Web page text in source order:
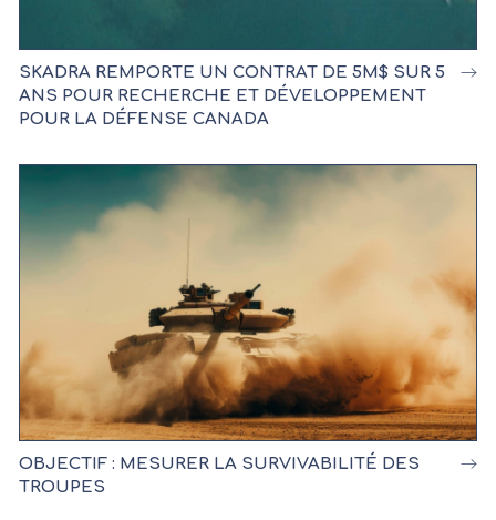
SKADRA REMPORTE UN CONTRAT DE 5M$ SUR 5
ANS POUR RECHERCHE ET DÉVELOPPEMENT
POUR LA DÉFENSE CANADA
OBJECTIF : MESURER LA SURVIVABILITÉ DES
TROUPES